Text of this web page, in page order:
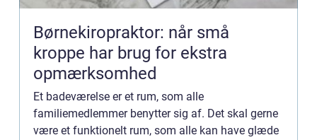
Børnekiropraktor: når små
kroppe har brug for ekstra
opmærksomhed
Et badeværelse er et rum, som alle
familiemedlemmer benytter sig af. Det skal gerne
være et funktionelt rum, som alle kan have glæde